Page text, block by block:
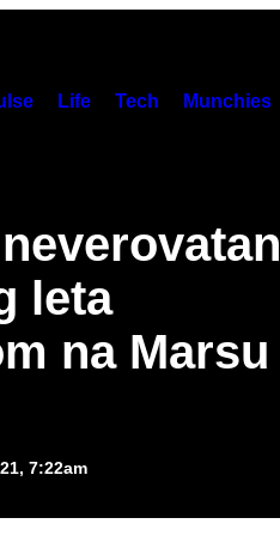
Life Tech Munchies
leta
na Marsu
7:22am